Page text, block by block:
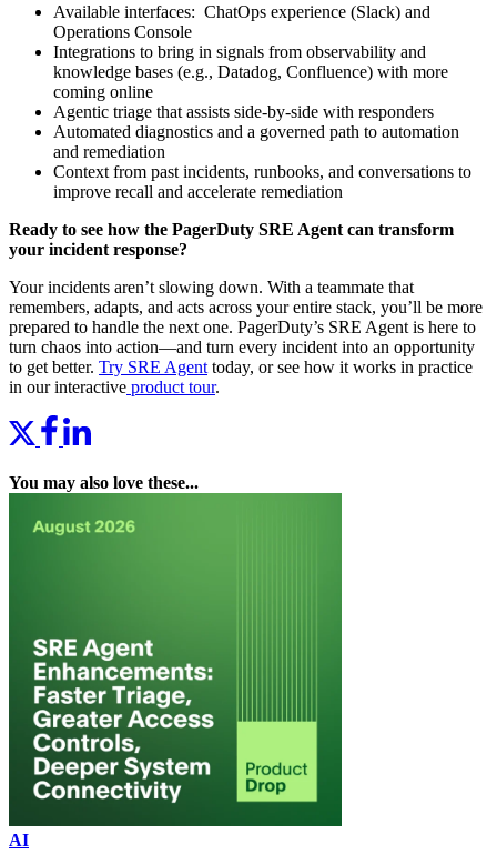
Available interfaces: ChatOps experience (Slack) and
Operations Console
Integrations to bring in signals from observability and
knowledge bases (e.g., Datadog, Confluence) with more
coming online
Agentic triage that assists side-by-side with responders
Automated diagnostics and a governed path to automation
and remediation
Context from past incidents, runbooks, and conversations to
improve recall and accelerate remediation
Ready to see how the PagerDuty SRE Agent can transform
your incident response?
Your incidents aren’t slowing down. With a teammate that
remembers, adapts, and acts across your entire stack, you’ll be more
prepared to handle the next one. PagerDuty’s SRE Agent is here to
turn chaos into action—and turn every incident into an opportunity
to get better. Try SRE Agent today, or see how it works in practice
in our interactive product tour.
You may also love these...
AI